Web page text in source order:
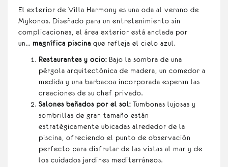
El exterior de Villa Harmony es una oda al verano de
Mykonos. Diseñado para un entretenimiento sin
complicaciones, el área exterior está anclada por
un... magnífica piscina que refleja el cielo azul.
Restaurantes y ocio:Bajo la sombra de una
pérgola arquitectónica de madera, un comedor a
medida y una barbacoa incorporada esperan las
creaciones de su chef privado.
Salones bañados por el sol:Tumbonas lujosas y
sombrillas de gran tamaño están
estratégicamente ubicadas alrededor de la
piscina, ofreciendo el punto de observación
perfecto para disfrutar de las vistas al mar y de
los cuidados jardines mediterráneos.